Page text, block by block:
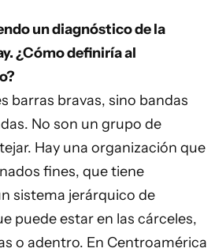
un diagnóstico de la
¿Cómo definiría al
barras bravas, sino bandas
No son un grupo de
Hay una organización que
fines, que tiene
sistema jerárquico de
puede estar en las cárceles,
o adentro. En Centroamérica